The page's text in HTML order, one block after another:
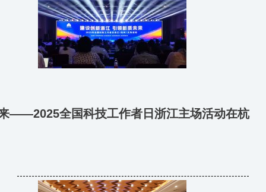
——2025全国科技工作者日浙江主场活动在杭